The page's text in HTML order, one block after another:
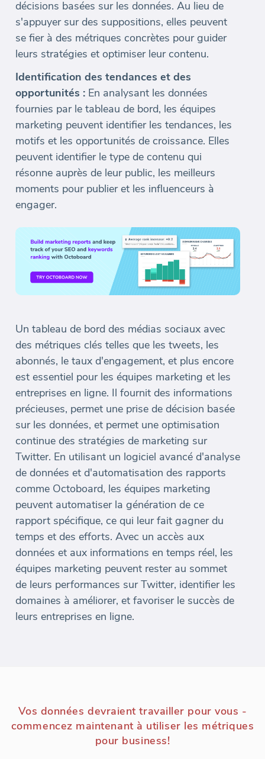
décisions basées sur les données. Au lieu de
s'appuyer sur des suppositions, elles peuvent
se fier à des métriques concrètes pour guider
leurs stratégies et optimiser leur contenu.
Identification des tendances et des
opportunités : En analysant les données
fournies par le tableau de bord, les équipes
marketing peuvent identifier les tendances, les
motifs et les opportunités de croissance. Elles
peuvent identifier le type de contenu qui
résonne auprès de leur public, les meilleurs
moments pour publier et les influenceurs à
engager.
Un tableau de bord des médias sociaux avec
des métriques clés telles que les tweets, les
abonnés, le taux d'engagement, et plus encore
est essentiel pour les équipes marketing et les
entreprises en ligne. Il fournit des informations
précieuses, permet une prise de décision basée
sur les données, et permet une optimisation
continue des stratégies de marketing sur
Twitter. En utilisant un logiciel avancé d'analyse
de données et d'automatisation des rapports
comme Octoboard, les équipes marketing
peuvent automatiser la génération de ce
rapport spécifique, ce qui leur fait gagner du
temps et des efforts. Avec un accès aux
données et aux informations en temps réel, les
équipes marketing peuvent rester au sommet
de leurs performances sur Twitter, identifier les
domaines à améliorer, et favoriser le succès de
leurs entreprises en ligne.
Vos données devraient travailler pour vous -
commencez maintenant à utiliser les métriques
pour business!